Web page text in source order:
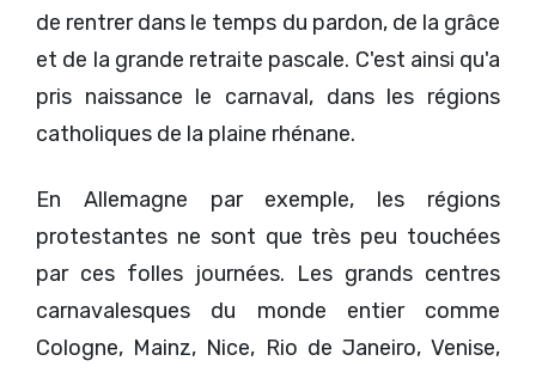
de rentrer dans le temps du pardon, de la grâce
et de la grande retraite pascale. C'est ainsi qu'a
pris naissance le carnaval, dans les régions
catholiques de la plaine rhénane.
En Allemagne par exemple, les régions
protestantes ne sont que très peu touchées
par ces folles journées. Les grands centres
carnavalesques du monde entier comme
Cologne, Mainz, Nice, Rio de Janeiro, Venise,